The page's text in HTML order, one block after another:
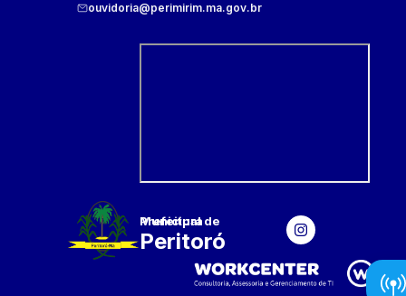
ouvidoria@perimirim.ma.gov.br
Prefeitura Municipalde
Peritoró